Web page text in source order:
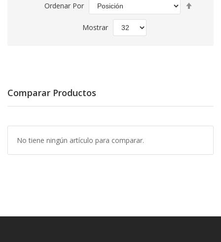
Ordenar Por
Mostrar
Comparar Productos
No tiene ningún artículo para comparar.